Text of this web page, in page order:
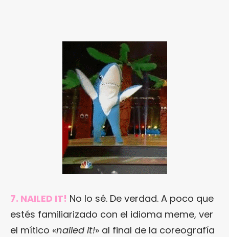
7. NAILED IT! No lo sé. De verdad. A poco que
estés familiarizado con el idioma meme, ver
el mítico «nailed it!» al final de la coreografía